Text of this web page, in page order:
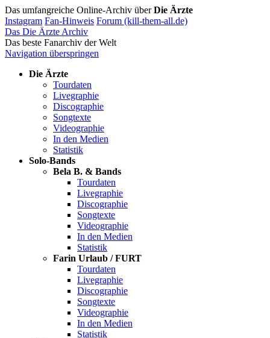
Das umfangreiche Online-Archiv überDie Ärzte
Instagram Fan-Hinweis Forum (kill-them-all.de)
Das Die Ärzte Archiv
Das beste Fanarchiv der Welt
Navigation überspringen
Die Ärzte
Tourdaten
Livegraphie
Discographie
Songtexte
Videographie
In den Medien
Statistik
Solo-Bands
Bela B. & Bands
Tourdaten
Livegraphie
Discographie
Songtexte
Videographie
In den Medien
Statistik
Farin Urlaub / FURT
Tourdaten
Livegraphie
Discographie
Songtexte
Videographie
In den Medien
Statistik